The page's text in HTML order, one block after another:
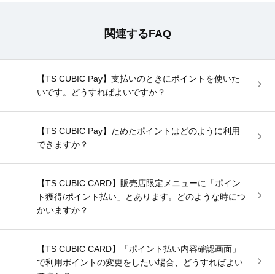
関連するFAQ
【TS CUBIC Pay】支払いのときにポイントを使いた
いです。どうすればよいですか？
【TS CUBIC Pay】ためたポイントはどのように利用
できますか？
【TS CUBIC CARD】販売店限定メニューに「ポイン
ト獲得/ポイント払い」とあります。どのような時につ
かいますか？
【TS CUBIC CARD】「ポイント払い内容確認画面」
で利用ポイントの変更をしたい場合、どうすればよい